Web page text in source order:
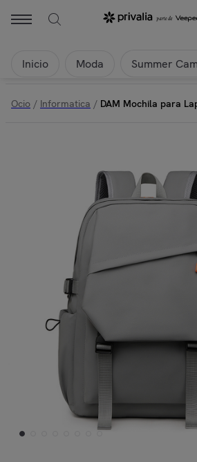
Inicio Moda Summer
Ocio / Informatica / DAM Mochila para